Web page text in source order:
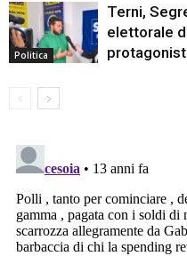
Politica
Terni,
elettorale